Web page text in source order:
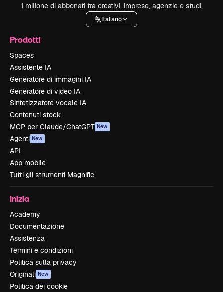
1 milione di abbonati tra creativi, imprese, agenzie e studi.
Italiano
Prodotti
Spaces
Assistente IA
Generatore di immagini IA
Generatore di video IA
Sintetizzatore vocale IA
Contenuti stock
MCP per Claude/ChatGPT New
Agenti New
API
App mobile
Tutti gli strumenti Magnific
Inizia
Academy
Documentazione
Assistenza
Termini e condizioni
Politica sulla privacy
Originali New
Politica dei cookie